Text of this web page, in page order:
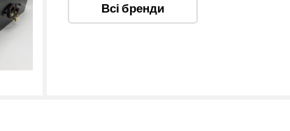
Всі бренди